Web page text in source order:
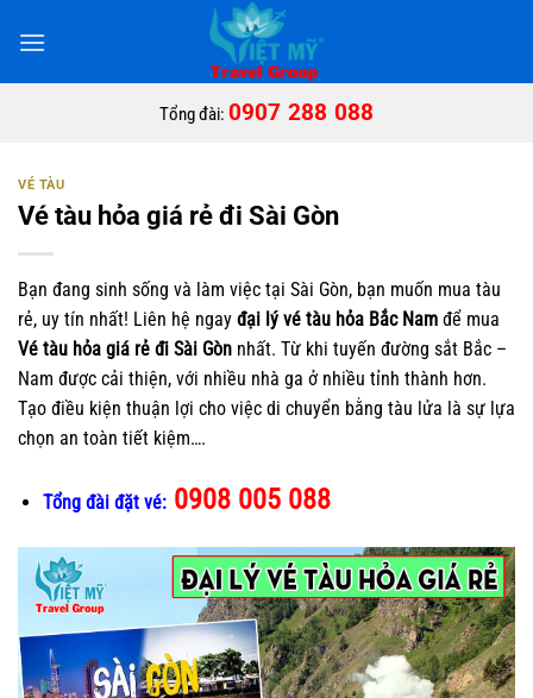
qua
Tổng đài: 0907 288 088
VÉ TÀU
Vé tàu hỏa giá rẻ đi Sài Gòn
Bạn đang sinh sống và làm việc tại Sài Gòn, bạn muốn mua tàu
rẻ, uy tín nhất! Liên hệ ngay đại lý vé tàu hỏa Bắc Nam để mua
Vé tàu hỏa giá rẻ đi Sài Gòn nhất. Từ khi tuyến đường sắt Bắc –
Nam được cải thiện, với nhiều nhà ga ở nhiều tỉnh thành hơn.
Tạo điều kiện thuận lợi cho việc di chuyển bằng tàu lửa là sự lựa
chọn an toàn tiết kiệm….
Tổng đài đặt vé:0908 005 088